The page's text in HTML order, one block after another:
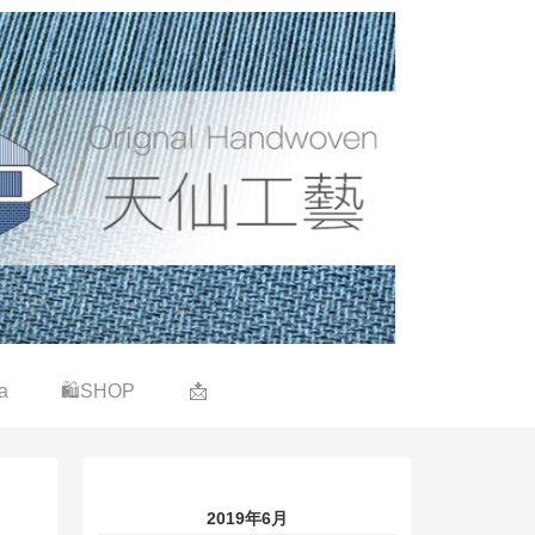
🛍SHOP 📩
2019年6月